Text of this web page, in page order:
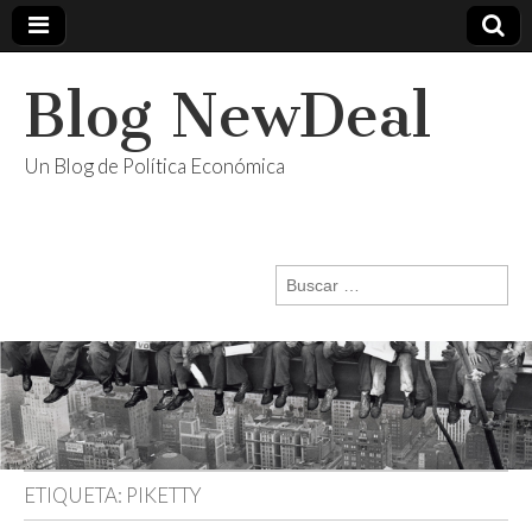
Blog NewDeal
Un Blog de Política Económica
Buscar:
ETIQUETA: PIKETTY